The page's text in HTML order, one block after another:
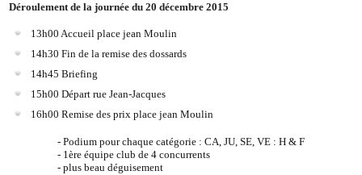
Déroulement de la journée du 20 décembre 2015
13h00 Accueil place jean Moulin
14h30 Fin de la remise des dossards
14h45 Briefing
15h00 Départ rue Jean-Jacques
16h00 Remise des prix place jean Moulin
- Podium pour chaque catégorie : CA, JU, SE, VE : H & F
- 1ère équipe club de 4 concurrents
- plus beau déguisement